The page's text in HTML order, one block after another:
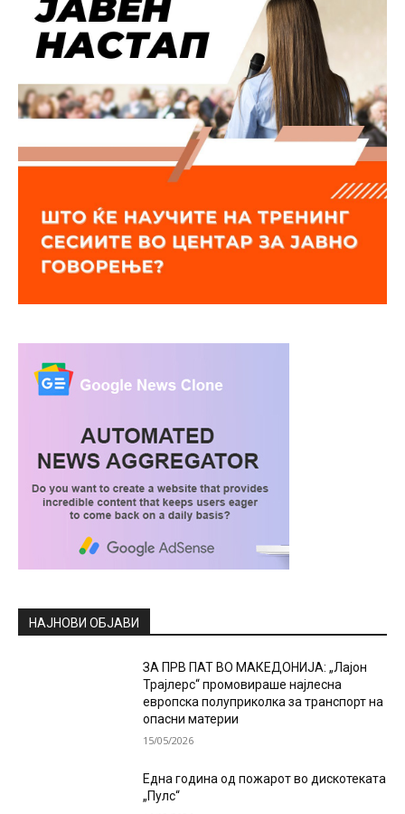
НАЈНОВИ ОБЈАВИ
ЗА ПРВ ПАТ ВО МАКЕДОНИЈА: „Лајон
Трајлерс“ промовираше најлесна
европска полуприколка за транспорт на
опасни материи
15/05/2026
Една година од пожарот во дискотеката
„Пулс“